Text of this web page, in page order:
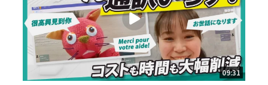
09:31